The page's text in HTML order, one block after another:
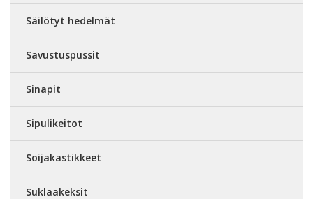
Säilötyt hedelmät
Savustuspussit
Sinapit
Sipulikeitot
Soijakastikkeet
Suklaakeksit